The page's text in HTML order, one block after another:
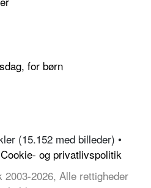
for børn
(15.152 med billeder) •
Cookie- og privatlivspolitik
2026, Alle rettigheder